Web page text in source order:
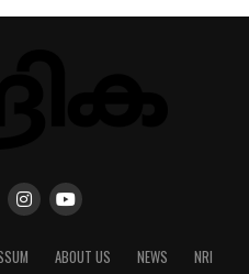
ABOUT US NEWS NRI